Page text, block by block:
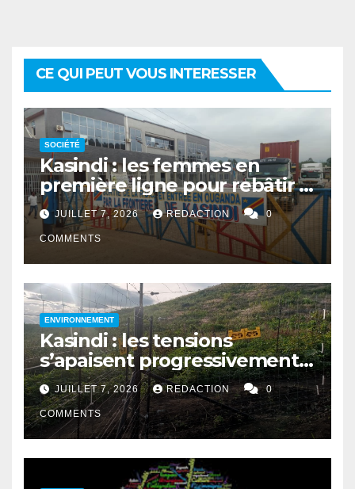
CE QUI PEUT VOUS INTERESSER
SOCIÉTÉ
Kasindi : les femmes en
première ligne pour rebâtir la
cohésion sociale
JUILLET 7, 2026 REDACTION 0
COMMENTS
ENVIRONNEMENT
Kasindi : les tensions
s’apaisent progressivement
entre le PNVi et les
agriculteurs
JUILLET 7, 2026 REDACTION 0
COMMENTS